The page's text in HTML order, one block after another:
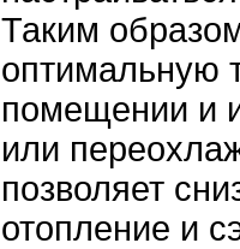
Таким
оптимальную
помещении и
или
позволяет
отопление и